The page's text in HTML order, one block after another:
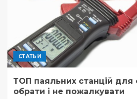
СТАТЬИ
ТОП паяльних станцій для
обрати і не пожалкувати